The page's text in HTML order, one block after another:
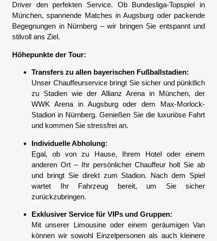
Driver den perfekten Service. Ob Bundesliga-Topspiel in
München, spannende Matches in Augsburg oder packende
Begegnungen in Nürnberg – wir bringen Sie entspannt und
stilvoll ans Ziel.
Höhepunkte der Tour:
Transfers zu allen bayerischen Fußballstadien:
Unser Chauffeurservice bringt Sie sicher und pünktlich
zu Stadien wie der Allianz Arena in München, der
WWK Arena in Augsburg oder dem Max-Morlock-
Stadion in Nürnberg. Genießen Sie die luxuriöse Fahrt
und kommen Sie stressfrei an.
Individuelle Abholung:
Egal, ob von zu Hause, Ihrem Hotel oder einem
anderen Ort – Ihr persönlicher Chauffeur holt Sie ab
und bringt Sie direkt zum Stadion. Nach dem Spiel
wartet Ihr Fahrzeug bereit, um Sie sicher
zurückzubringen.
Exklusiver Service für VIPs und Gruppen:
Mit unserer Limousine oder einem geräumigen Van
können wir sowohl Einzelpersonen als auch kleinere